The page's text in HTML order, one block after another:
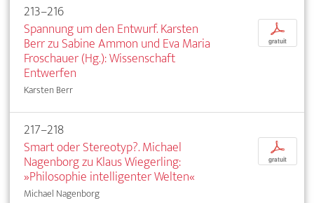
213–216
Spannung um den Entwurf. Karsten
Berr zu Sabine Ammon und Eva Maria
Froschauer (Hg.): Wissenschaft
Entwerfen
Karsten Berr
p
gratuit
217–218
Smart oder Stereotyp?. Michael
Nagenborg zu Klaus Wiegerling:
»Philosophie intelligenter Welten«
Michael Nagenborg
p
gratuit